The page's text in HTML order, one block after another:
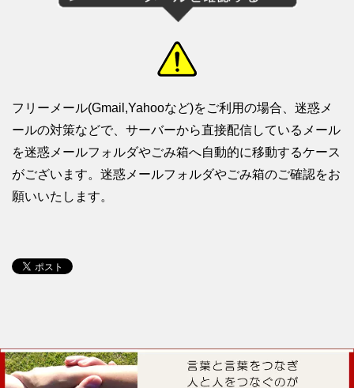
フリーメール(Gmail,Yahooなど)をご利用の場合、迷惑メ
ールの対策などで、サーバーから直接配信しているメール
を迷惑メールフォルダやごみ箱へ自動的に移動するケース
がございます。迷惑メールフォルダやごみ箱のご確認をお
願いいたします。